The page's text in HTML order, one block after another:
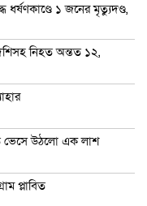
ধর্ষণকাণ্ডে ১ জনের মৃত্যুদণ্ড,
নিহত অন্তত ১২,
ভেসে উঠলো এক লাশ
প্লাবিত